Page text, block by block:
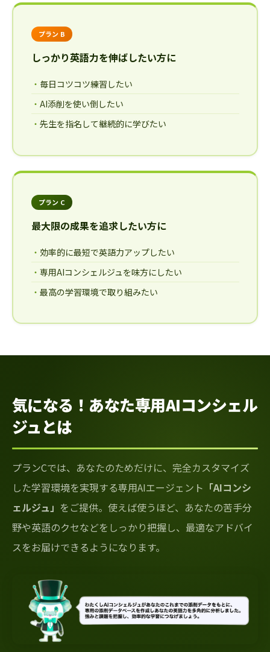
プラン B
しっかり英語力を伸ばしたい方に
毎日コツコツ練習したい
AI添削を使い倒したい
先生を指名して継続的に学びたい
プラン C
最大限の成果を追求したい方に
効率的に最短で英語力アップしたい
専用AIコンシェルジュを味方にしたい
最高の学習環境で取り組みたい
気になる！あなた専用AIコンシェル
ジュとは
プランCでは、あなたのためだけに、完全カスタマイズ
した学習環境を実現する専用AIエージェント 「AIコンシ
ェルジュ」 をご提供。使えば使うほど、あなたの苦手分
野や英語のクセなどをしっかり把握し、最適なアドバイ
スをお届けできるようになります。